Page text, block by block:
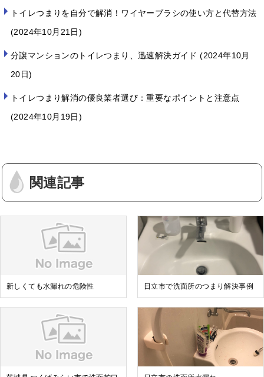
トイレつまりを自分で解消！ワイヤーブラシの使い方と代替方法
2024年10月21日
分譲マンションのトイレつまり、迅速解決ガイド 2024年10月
20日
トイレつまり解消の優良業者選び：重要なポイントと注意点
2024年10月19日
関連記事
新しくても水漏れの危険性 日立市で洗面所のつまり解決事例